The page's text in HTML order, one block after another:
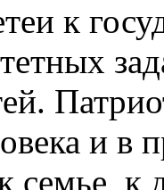
к
и в
семье, к